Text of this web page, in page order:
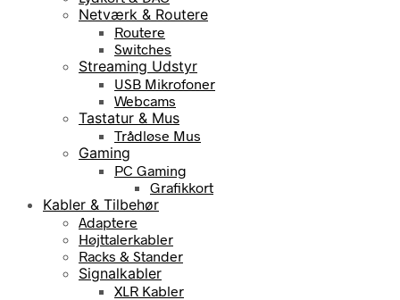
Netværk & Routere
Routere
Switches
Streaming Udstyr
USB Mikrofoner
Webcams
Tastatur & Mus
Trådløse Mus
Gaming
PC Gaming
Grafikkort
Kabler & Tilbehør
Adaptere
Højttalerkabler
Racks & Stander
Signalkabler
XLR Kabler